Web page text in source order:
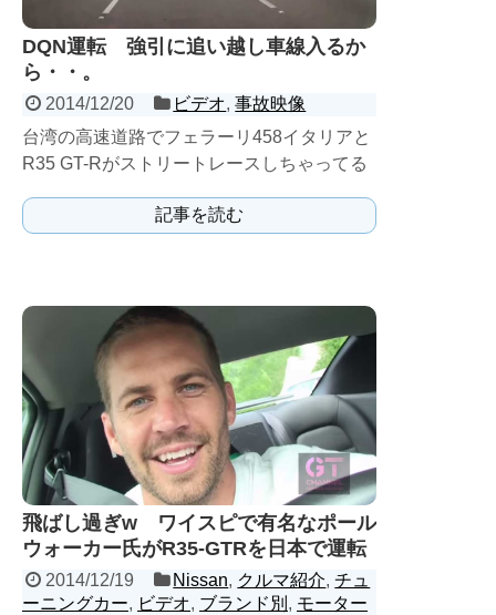
DQN運転 強引に追い越し車線入るか
ら・・。
2014/12/20 ビデオ,事故映像
台湾の高速道路でフェラーリ458イタリアと
R35 GT-Rがストリートレースしちゃってる
記事を読む
飛ばし過ぎw ワイスピで有名なポール
ウォーカー氏がR35-GTRを日本で運転
2014/12/19 Nissan, クルマ紹介,チュ
ーニングカー, ビデオ, ブランド別 , モーター